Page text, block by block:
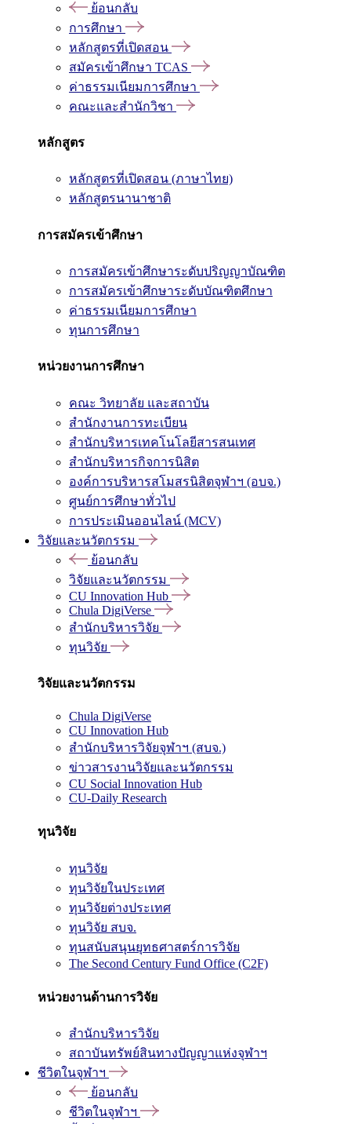
ย้อนกลับ
การศึกษา
หลักสูตรที่เปิดสอน
สมัครเข้าศึกษา TCAS
ค่าธรรมเนียมการศึกษา
คณะและสำนักวิชา
หลักสูตร
หลักสูตรที่เปิดสอน (ภาษาไทย)
หลักสูตรนานาชาติ
การสมัครเข้าศึกษา
การสมัครเข้าศึกษาระดับปริญญาบัณฑิต
การสมัครเข้าศึกษาระดับบัณฑิตศึกษา
ค่าธรรมเนียมการศึกษา
ทุนการศึกษา
หน่วยงานการศึกษา
คณะ วิทยาลัย และสถาบัน
สำนักงานการทะเบียน
สำนักบริหารเทคโนโลยีสารสนเทศ
สำนักบริหารกิจการนิสิต
องค์การบริหารสโมสรนิสิตจุฬาฯ (อบจ.)
ศูนย์การศึกษาทั่วไป
การประเมินออนไลน์ (MCV)
วิจัยและนวัตกรรม
ย้อนกลับ
วิจัยและนวัตกรรม
CU Innovation Hub
Chula DigiVerse
สำนักบริหารวิจัย
ทุนวิจัย
วิจัยและนวัตกรรม
Chula DigiVerse
CU Innovation Hub
สำนักบริหารวิจัยจุฬาฯ (สบจ.)
ข่าวสารงานวิจัยและนวัตกรรม
CU Social Innovation Hub
CU-Daily Research
ทุนวิจัย
ทุนวิจัย
ทุนวิจัยในประเทศ
ทุนวิจัยต่างประเทศ
ทุนวิจัย สบจ.
ทุนสนับสนุนยุทธศาสตร์การวิจัย
The Second Century Fund Office (C2F)
หน่วยงานด้านการวิจัย
สำนักบริหารวิจัย
สถาบันทรัพย์สินทางปัญญาแห่งจุฬาฯ
ชีวิตในจุฬาฯ
ย้อนกลับ
ชีวิตในจุฬาฯ